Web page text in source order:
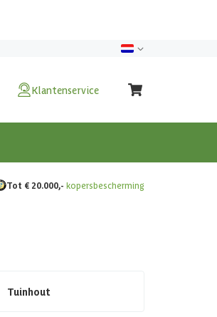
Klantenservice
Tot € 20.000,- kopersbescherming
Tuinhout